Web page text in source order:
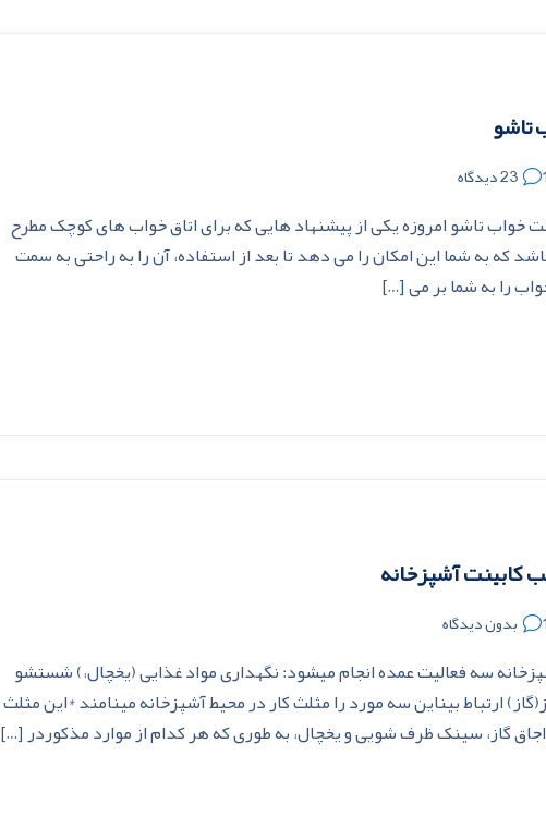
23 دیدگاه
تاشو امروزه یکی از پیشنهاد هایی که برای اتاق خواب های کوچک مطرح
که به شما این امکان را می دهد تا بعد از استفاده، آن را به راحتی به سمت
را به شما بر می […]
کابینت آشپزخانه
بدون دیدگاه
سه فعالیت عمده انجام میشود: نگهداری مواد غذایی (یخچال،) شستشو
ارتباط بیناین سه مورد را مثلث کار در محیط آشپزخانه مینامند *این مثلث
گاز، سینک ظرف شویی و یخچال، به طوری که هر کدام از موارد مذكوردر […]